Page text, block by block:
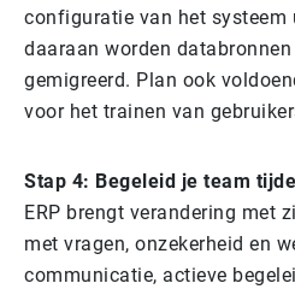
configuratie van het systeem
daaraan worden
gemigreerd. Plan ook
voor het trainen van
Stap 4: Begeleid je team
ERP brengt verandering met
met vragen, onzekerheid en
communicatie, actieve